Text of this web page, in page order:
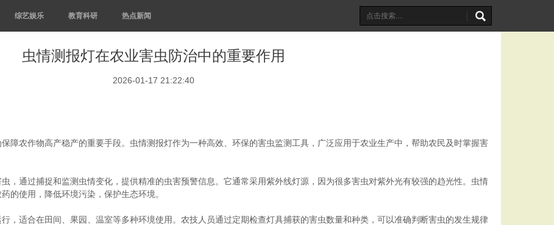
综艺娱乐 教育科研 热点新闻
虫情测报灯在农业害虫防治中的重要作用
2026-01-17 21:22:40
障农作物高产稳产的重要手段。虫情测报灯作为一种高效、环保的害虫监测工具，广泛应用于农业生产中，帮助农民及时掌握害
，通过捕捉和监测虫情变化，提供精准的虫害预警信息。它通常采用紫外线灯源，因为很多害虫对紫外光有较强的趋光性。虫情
的使用，降低环境污染，保护生态环境。
，适合在田间、果园、温室等多种环境使用。农技人员通过定期检查灯具捕获的害虫数量和种类，可以准确判断害虫的发生规律